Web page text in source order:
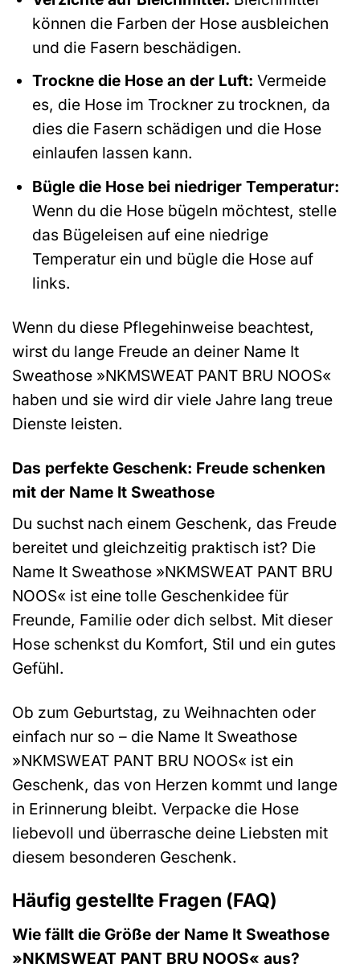
können die Farben der Hose ausbleichen
und die Fasern beschädigen.
Trockne die Hose an der Luft: Vermeide
es, die Hose im Trockner zu trocknen, da
dies die Fasern schädigen und die Hose
einlaufen lassen kann.
Bügle die Hose bei niedriger Temperatur:
Wenn du die Hose bügeln möchtest, stelle
das Bügeleisen auf eine niedrige
Temperatur ein und bügle die Hose auf
links.
Wenn du diese Pflegehinweise beachtest,
wirst du lange Freude an deiner Name It
Sweathose »NKMSWEAT PANT BRU NOOS«
haben und sie wird dir viele Jahre lang treue
Dienste leisten.
Das perfekte Geschenk: Freude schenken
mit der Name It Sweathose
Du suchst nach einem Geschenk, das Freude
bereitet und gleichzeitig praktisch ist? Die
Name It Sweathose »NKMSWEAT PANT BRU
NOOS« ist eine tolle Geschenkidee für
Freunde, Familie oder dich selbst. Mit dieser
Hose schenkst du Komfort, Stil und ein gutes
Gefühl.
Ob zum Geburtstag, zu Weihnachten oder
einfach nur so – die Name It Sweathose
»NKMSWEAT PANT BRU NOOS« ist ein
Geschenk, das von Herzen kommt und lange
in Erinnerung bleibt. Verpacke die Hose
liebevoll und überrasche deine Liebsten mit
diesem besonderen Geschenk.
Häufig gestellte Fragen (FAQ)
Wie fällt die Größe der Name It Sweathose
»NKMSWEAT PANT BRU NOOS« aus?